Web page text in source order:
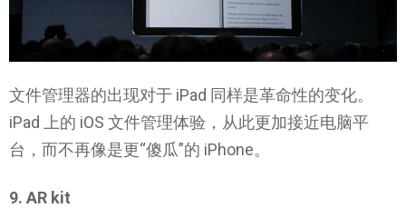
文件管理器的出现对于 iPad 同样是革命性的变化。
iPad 上的 iOS 文件管理体验，从此更加接近电脑平
台，而不再像是更“傻瓜”的 iPhone。
9. AR kit